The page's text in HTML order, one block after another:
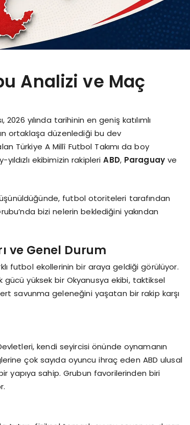
Analizi ve Maç
yılında tarihinin en geniş katılımlı
ortaklaşa düzenlediği bu dev
Türkiye A Millî Futbol Takımı da boy
ekibimizin rakipleriABD, Paraguay ve
futbol otoriteleri tarafından
bizi nelerin beklediğini yakından
ve Genel Durum
futbol ekollerinin bir araya geldiği görülüyor.
gücü yüksek bir Okyanusya ekibi, taktiksel
savunma geleneğini yaşatan bir rakip karşı
kendi seyircisi önünde oynamanın
çok sayıda oyuncu ihraç eden ABD ulusal
yapıya sahip. Grubun favorilerinden biri